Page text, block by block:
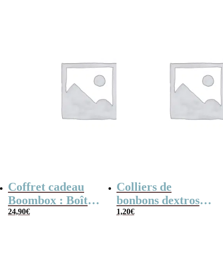
Coffret cadeau
Boombox : Boîte
bonbons des
24,90€
Colliers de
bonbons dextrose
x2
1,20€